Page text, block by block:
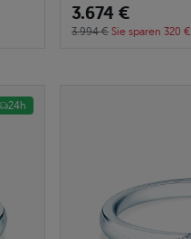
3.674 €
3.994 € Sie sparen 320 €
24h